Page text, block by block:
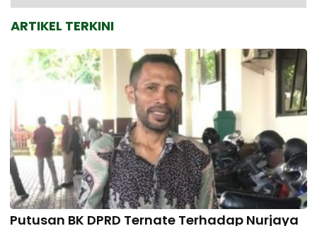
ARTIKEL TERKINI
Putusan BK DPRD Ternate Terhadap Nurjaya